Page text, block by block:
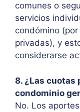
comunes o
servicios
condómino
privadas), y
considerarse
8. ¿Las cuotas
condominio
No. Los